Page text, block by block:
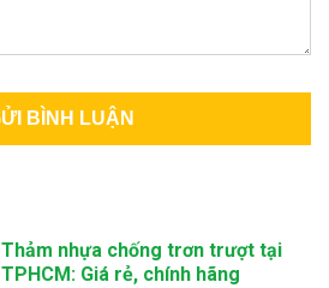
Thảm nhựa chống trơn trượt tại
TPHCM: Giá rẻ, chính hãng